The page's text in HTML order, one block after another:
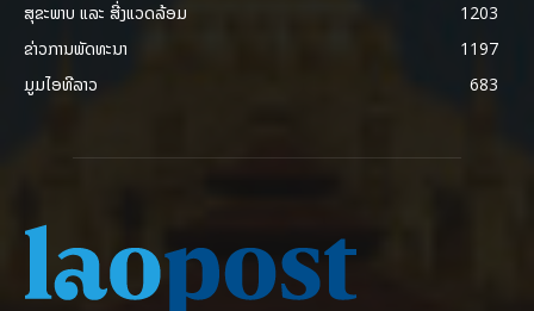
ສຸຂະພາບ ແລະ ສີ່ງແວດລ້ອມ
1203
ຂ່າວການພັດທະນາ
1197
ມູມໄອທີລາວ
683